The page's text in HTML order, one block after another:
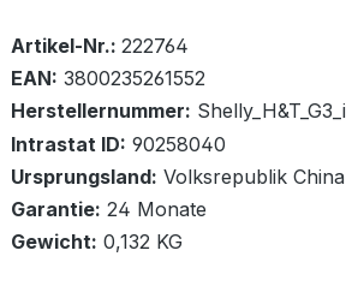
Bestand:100+
Sofort verfügbar, Lieferzeit: 1-2
In den Warenkorb
Artikel-Nr.: 222764
EAN: 3800235261552
Herstellernummer: Shelly_H&T_G3_i
Intrastat ID: 90258040
Ursprungsland: Volksrepublik China
Garantie: 24 Monate
Gewicht: 0,132 KG